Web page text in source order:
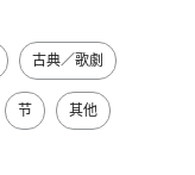
古典／歌劇
节 其他